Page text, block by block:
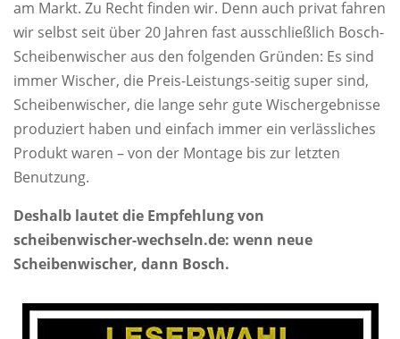
am Markt. Zu Recht finden wir. Denn auch privat fahren
wir selbst seit über 20 Jahren fast ausschließlich Bosch-
Scheibenwischer aus den folgenden Gründen: Es sind
immer Wischer, die Preis-Leistungs-seitig super sind,
Scheibenwischer, die lange sehr gute Wischergebnisse
produziert haben und einfach immer ein verlässliches
Produkt waren – von der Montage bis zur letzten
Benutzung.
Deshalb lautet die Empfehlung von
scheibenwischer-wechseln.de: wenn neue
Scheibenwischer, dann Bosch.